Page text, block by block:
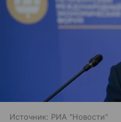
Источник: РИА "Новости"